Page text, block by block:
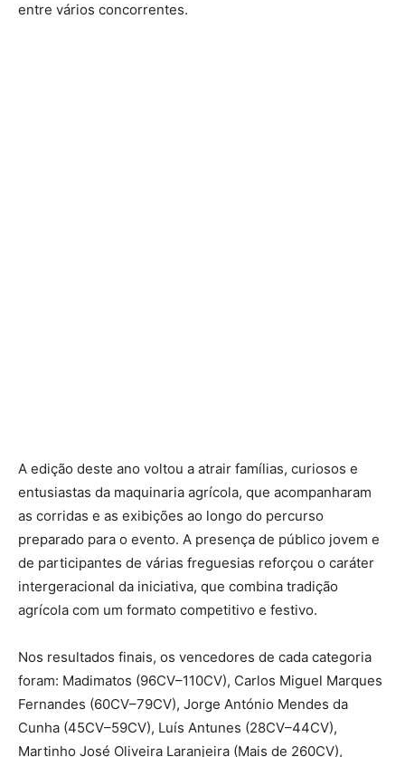
entre vários concorrentes.
A edição deste ano voltou a atrair famílias, curiosos e
entusiastas da maquinaria agrícola, que acompanharam
as corridas e as exibições ao longo do percurso
preparado para o evento. A presença de público jovem e
de participantes de várias freguesias reforçou o caráter
intergeracional da iniciativa, que combina tradição
agrícola com um formato competitivo e festivo.
Nos resultados finais, os vencedores de cada categoria
foram: Madimatos (96CV–110CV), Carlos Miguel Marques
Fernandes (60CV–79CV), Jorge António Mendes da
Cunha (45CV–59CV), Luís Antunes (28CV–44CV),
Martinho José Oliveira Laranjeira (Mais de 260CV),